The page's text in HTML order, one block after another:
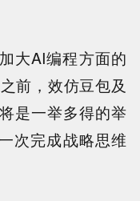
大AI编程方面的
前，效仿豆包及
是一举多得的举
次完成战略思维